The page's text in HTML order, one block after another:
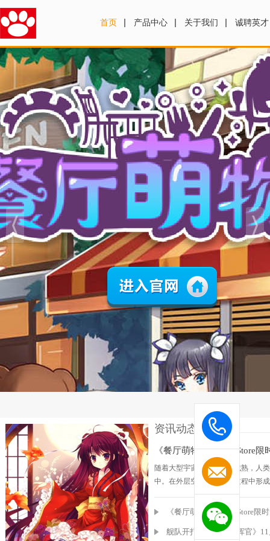
首页 产品中心 关于我们 诚聘英才
资讯动态 News
《餐厅萌物语》 AppStore限
随着大型宇宙战舰技术的成熟，人
中。在外层空间争夺资源过程中形
涌，纷争不断，战争一触即发。你
解危机，组织起更强大的力量，对
《餐厅萌物语》 AppStore限
舰队开打！《舰队指挥官》